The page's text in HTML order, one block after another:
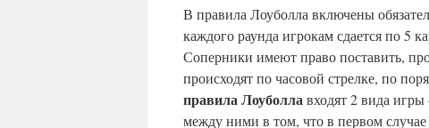
В правила Лоуболла включены
каждого раунда игрокам сдается по 5
Соперники имеют право поставить,
происходят по часовой стрелке, по
правила Лоуболлавходят 2 вида
между ними в том, что в первом случае